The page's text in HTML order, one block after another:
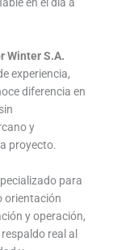
Winter S.A.
experiencia,
diferencia en
y
proyecto.
para
orientación
y operación,
real al